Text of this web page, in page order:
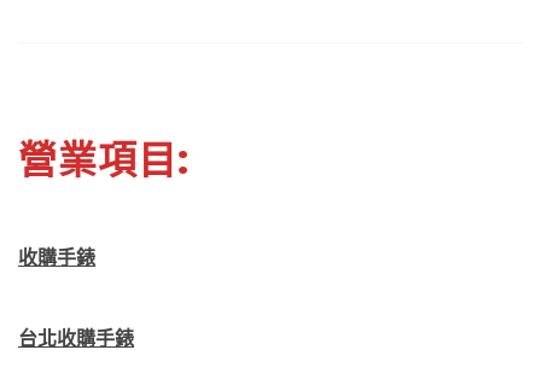
營業項目:
收購手錶
台北收購手錶